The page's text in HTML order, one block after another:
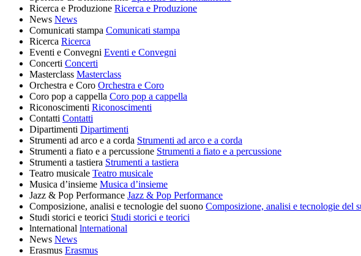
Ricerca e Produzione Ricerca e Produzione
News News
Comunicati stampa Comunicati stampa
Ricerca Ricerca
Eventi e Convegni Eventi e Convegni
Concerti Concerti
Masterclass Masterclass
Orchestra e Coro Orchestra e Coro
Coro pop a cappella Coro pop a cappella
Riconoscimenti Riconoscimenti
Contatti Contatti
Dipartimenti Dipartimenti
Strumenti ad arco e a corda Strumenti ad arco e a corda
Strumenti a fiato e a percussione Strumenti a fiato e a percussione
Strumenti a tastiera Strumenti a tastiera
Teatro musicale Teatro musicale
Musica d’insieme Musica d’insieme
Jazz & Pop Performance Jazz & Pop Performance
Composizione, analisi e tecnologie del suono Composizione, analisi e tecnologie del
Studi storici e teorici Studi storici e teorici
lnternational lnternational
News News
Erasmus Erasmus